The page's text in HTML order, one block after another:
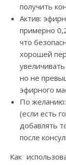
получить
Актив:
примерно
что
хорошей
но не
эфирного
По
(если есть
добавлять
после
Как